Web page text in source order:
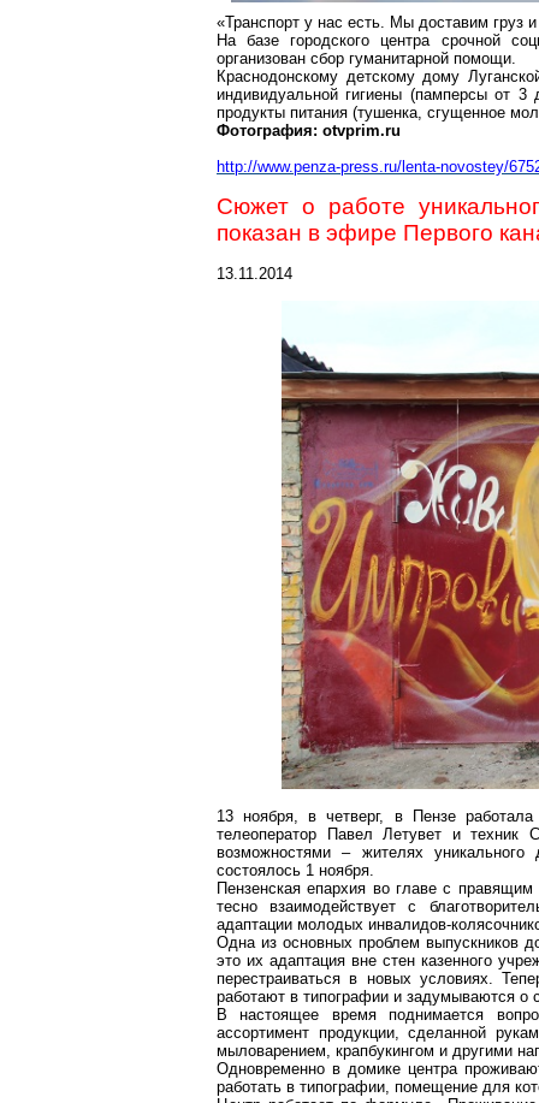
«Транспорт у нас есть. Мы доставим
На базе городского центра срочной
организован сбор гуманитарной помощи.
Краснодонскому детскому дому
индивидуальной гигиены (памперсы от
продукты питания (тушенка, сгущенное
Фотография: otvprim.ru
http://www.penza-press.ru/lenta-novostey/
Сюжет о работе
показан в эфире Первого
13.11.2014
13 ноября, в четверг, в Пензе работала
телеоператор ПавелЛетувет и техник
возможностями – жителях
состоялось 1 ноября.
Пензенская епархия во главе с
тесно взаимодействует с
адаптации молодых инвалидов-
Одна из основных проблем выпускников
это их адаптация вне стен казенного
перестраиваться в новых условиях.
работают в типографии и задумываются о
В настоящее время поднимается
ассортимент продукции, сделанной
мыловарением, крапбукингом и другими
Одновременно в домике центра
работать в типографии, помещение для